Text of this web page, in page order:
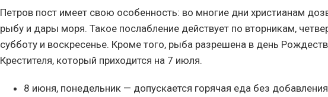
Петров пост имеет свою особенность: во многие дни христианам
рыбу и дары моря. Такое послабление действует по вторникам,
субботу и воскресенье. Кроме того, рыба разрешена в день
Крестителя, который приходится на 7 июля.
8 июня, понедельник — допускается горячая еда без